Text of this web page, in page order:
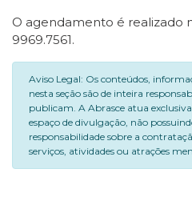
O agendamento é realizado
9969.7561.
Aviso Legal: Os conteúdos,
nesta seção são de inteira
publicam. A Abrasce atua
espaço de divulgação, não
responsabilidade sobre a
serviços, atividades ou atrações